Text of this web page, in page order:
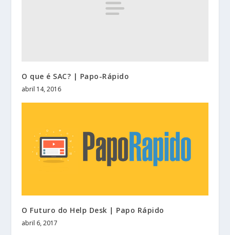
O que é SAC? | Papo-Rápido
abril 14, 2016
O Futuro do Help Desk | Papo Rápido
abril 6, 2017